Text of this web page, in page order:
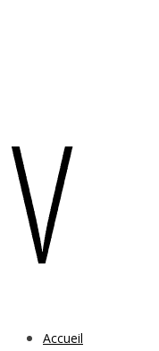
Accueil